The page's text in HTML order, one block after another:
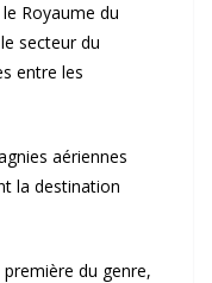
Royaume du
secteur du
entre les
aériennes
la destination
du genre,